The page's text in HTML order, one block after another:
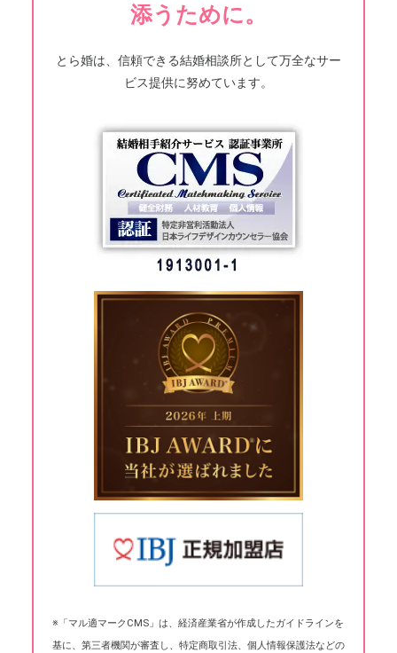
添うために。
とら婚は、信頼できる結婚相談所として万全なサー
ビス提供に努めています。
※「マル適マークCMS」は、経済産業省が作成したガイドラインを
基に、第三者機関が審査し、特定商取引法、個人情報保護法などの